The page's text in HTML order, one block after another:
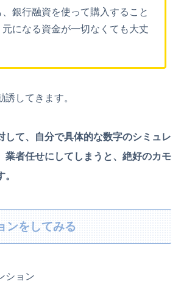
銀行融資を使って購入すること
になる資金が一切なくても大丈
誘してきます。
して、自分で具体的な数字のシミュレ
業者任せにしてしまうと、絶好のカモ
ンをしてみる
ション